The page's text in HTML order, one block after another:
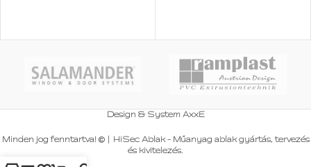
Design & System AxxE
Minden jog fenntartva! |
HiSec Ablak - Műanyag ablak gyártás, tervezés
és kivitelezés.